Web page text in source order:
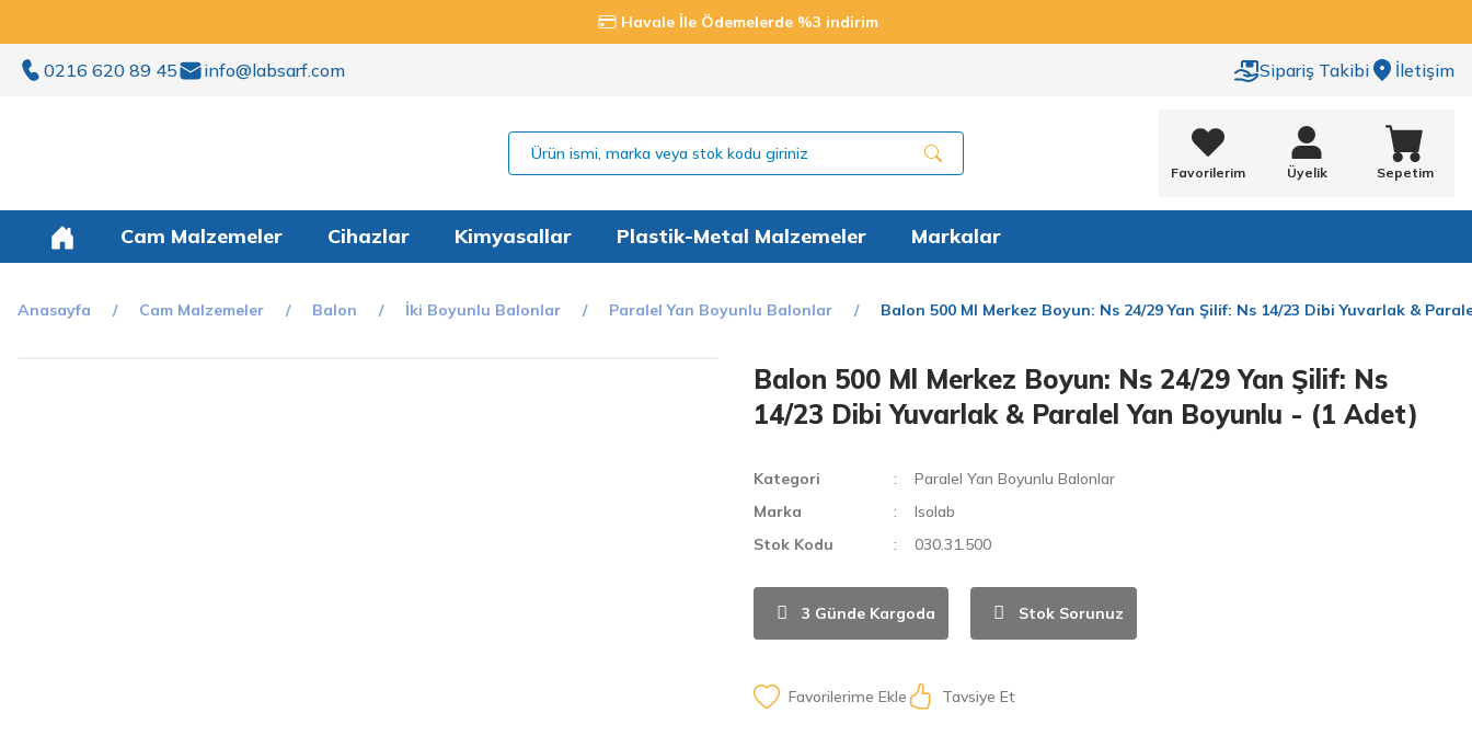
Havale İle Ödemelerde %3 indirim
0216 620 89 45 info@labsarf.com Sipariş Takibi İletişim
Favorilerim Üyelik Sepetim
Cam Malzemeler Cihazlar Kimyasallar Plastik-Metal Malzemeler Markalar
Anasayfa Cam Malzemeler Balon İki Boyunlu Balonlar Paralel Yan Boyunlu Balonlar Balon 500 Ml Merkez Boyun: Ns 24/29 Yan Şilif: Ns 14/23 Dibi Yuvarlak &
Balon 500 Ml Merkez Boyun: Ns 24/29 Yan Şilif: Ns
14/23 Dibi Yuvarlak & Paralel Yan Boyunlu - (1 Adet)
Kategori
Paralel Yan Boyunlu Balonlar
Marka
Isolab
Stok Kodu
030.31.500
3 Günde Kargoda Stok Sorunuz
Tavsiye Et